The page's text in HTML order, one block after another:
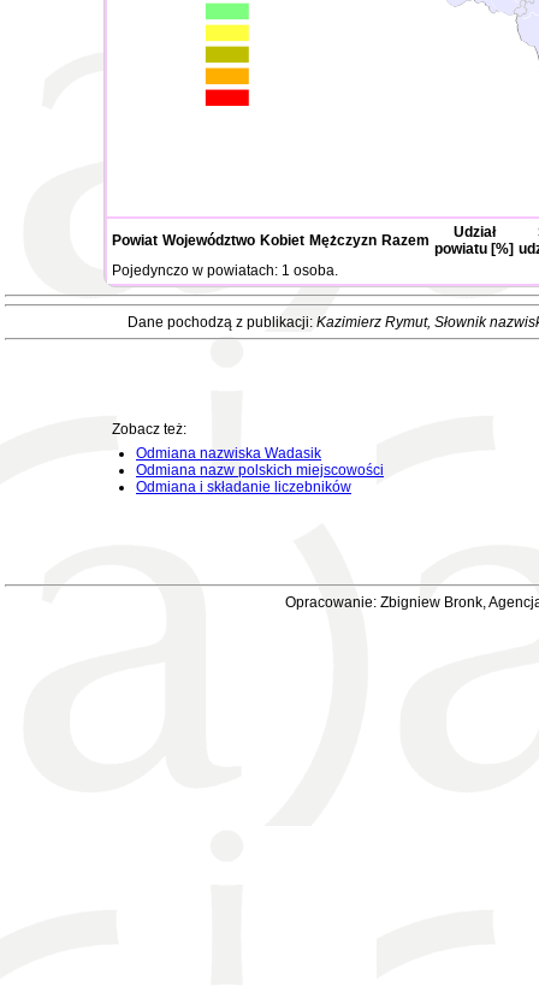
Powiat Województwo Kobiet Mężczyzn Razem
Udział
powiatu [%]
Pojedynczo w powiatach: 1 osoba.
Dane pochodzą z publikacji: Kazimierz Rymut, Słownik
Zobacz też:
Odmiana nazwiska Wadasik
Odmiana nazw polskich miejscowości
Odmiana i składanie liczebników
Opracowanie: Zbigniew Bronk,